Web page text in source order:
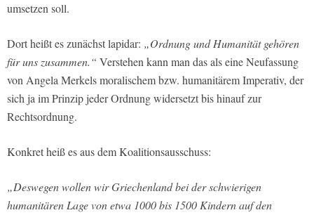
umsetzen soll.
Dort heißt es zunächst lapidar: „Ordnung und Humanität gehören
für uns zusammen.“ Verstehen kann man das als eine Neufassung
von Angela Merkels moralischem bzw. humanitärem Imperativ, der
sich ja im Prinzip jeder Ordnung widersetzt bis hinauf zur
Rechtsordnung.
Konkret heiß es aus dem Koalitionsausschuss:
„Deswegen wollen wir Griechenland bei der schwierigen
humanitären Lage von etwa 1000 bis 1500 Kindern auf den